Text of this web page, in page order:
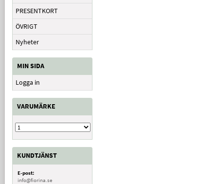
PRESENTKORT
ÖVRIGT
Nyheter
MIN SIDA
Logga in
VARUMÄRKE
KUNDTJÄNST
E-post:
info@fiorina.se